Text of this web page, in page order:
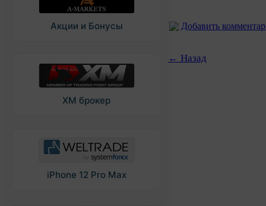
Акции и Бонусы
XM брокер
iPhone 12 Pro Max
Добавить
← Назад